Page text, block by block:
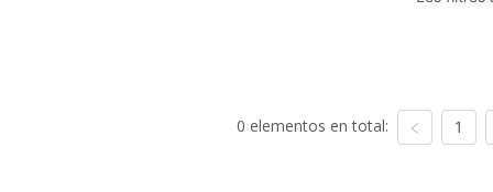
0 elementos en total: 1